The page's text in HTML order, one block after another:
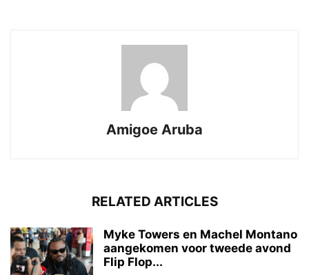
Amigoe Aruba
RELATED ARTICLES
Myke Towers en Machel Montano
aangekomen voor tweede avond
Flip Flop...